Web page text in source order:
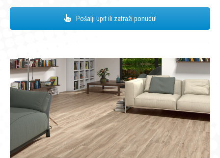
Pošalji upit ili zatraži ponudu!